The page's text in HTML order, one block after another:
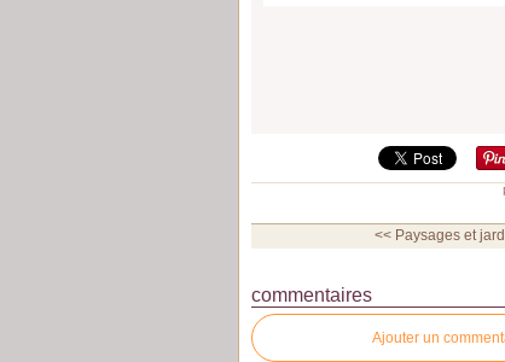
<< Paysages et
commentaires
Ajouter un